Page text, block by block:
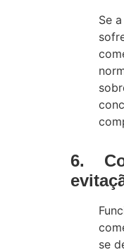
Se
6.
se